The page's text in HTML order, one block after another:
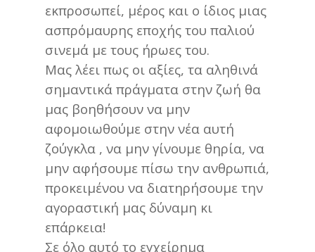
εκπροσωπεί, μέρος και ο ίδιος μιας
ασπρόμαυρης εποχής του παλιού
σινεμά με τους ήρωες του.
Μας λέει πως οι αξίες, τα αληθινά
σημαντικά πράγματα στην ζωή θα
μας βοηθήσουν να μην
αφομοιωθούμε στην νέα αυτή
ζούγκλα , να μην γίνουμε θηρία, να
μην αφήσουμε πίσω την ανθρωπιά,
προκειμένου να διατηρήσουμε την
αγοραστική μας δύναμη κι
επάρκεια!
Σε όλο αυτό το εγχείρημα